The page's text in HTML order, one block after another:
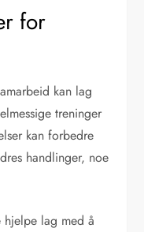
for
kan lag
treninger
kan forbedre
handlinger, noe
hjelpe lag med å